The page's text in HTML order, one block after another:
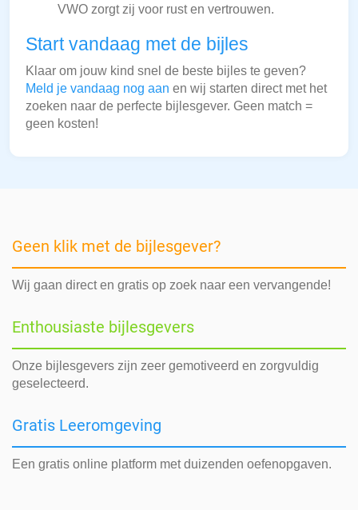
VWO zorgt zij voor rust en vertrouwen.
Start vandaag met de bijles
Klaar om jouw kind snel de beste bijles te geven?
Meld je vandaag nog aan en wij starten direct met het
zoeken naar de perfecte bijlesgever. Geen match =
geen kosten!
Geen klik met de bijlesgever?
Wij gaan direct en gratis op zoek naar een vervangende!
Enthousiaste bijlesgevers
Onze bijlesgevers zijn zeer gemotiveerd en zorgvuldig
geselecteerd.
Gratis Leeromgeving
Een gratis online platform met duizenden oefenopgaven.